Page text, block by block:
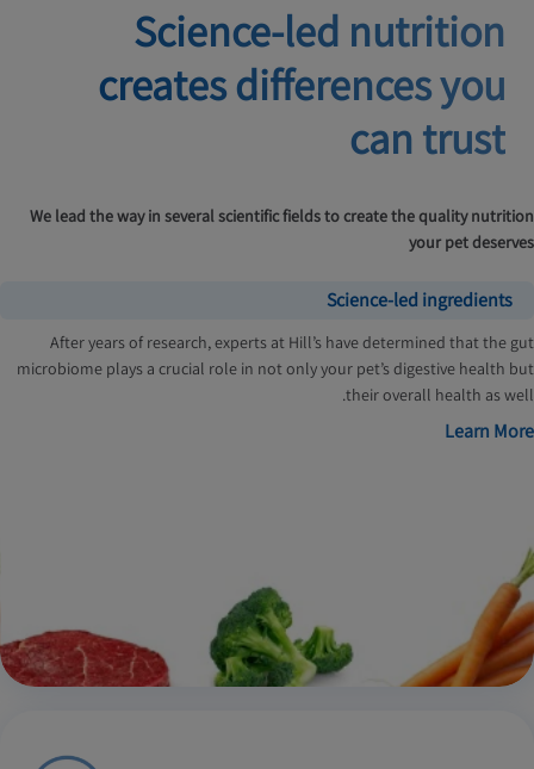
Science-led nutrition
createsdifferences you
can trust
We lead the way in several scientific fields to create the quality nutrition
your pet deserves
Science-led ingredients
After years of research, experts at Hill’s have determined that the gut
microbiome plays a crucial role in not only your pet’s digestive health but
their overall health as well.
Learn More